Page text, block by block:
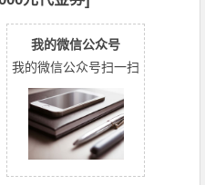
我的微信公众号
我的微信公众号扫一扫